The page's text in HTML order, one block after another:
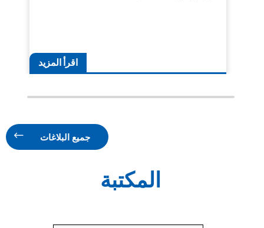
اقرأ المزيد
جميع البلاغات
المكتبة